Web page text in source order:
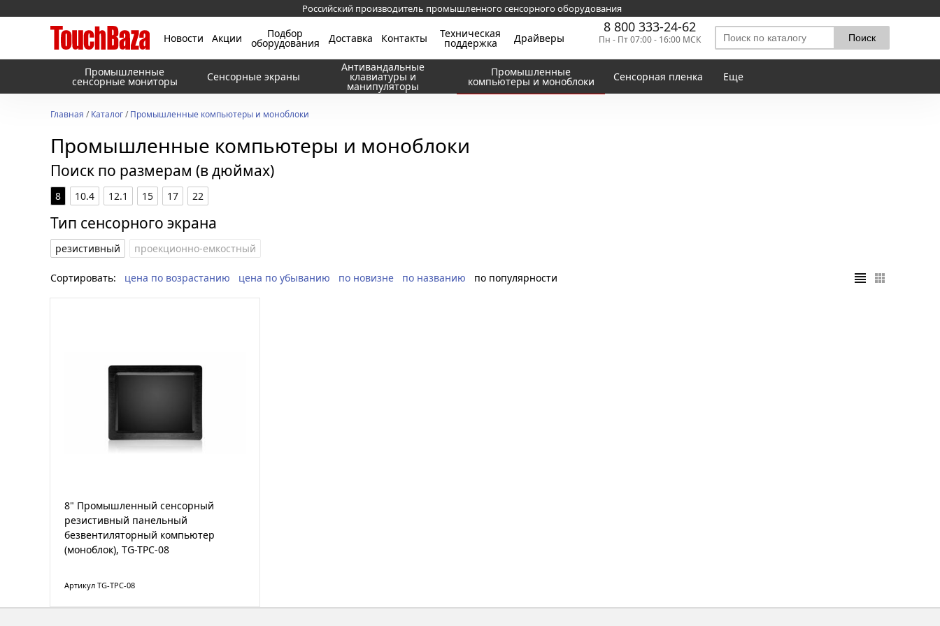
Российский производитель промышленного сенсорного оборудования
Новости Акции Подбор
оборудования Доставка Контакты Техническая
поддержка Драйверы
8 800 333-24-62
Пн - Пт 07:00 - 16:00 МСК
Промышленные
сенсорные мониторы Сенсорные экраны
Антивандальные
клавиатуры и
манипуляторы
Промышленные
компьютеры и моноблоки Сенсорная пленка Еще
Главная /Каталог/Промышленные компьютеры и моноблоки
Промышленные компьютеры и моноблоки
Поиск по размерам (в дюймах)
8 10.4 12.1 15 17 22
Тип сенсорного экрана
резистивный проекционно-емкостный
Сортировать: цена по возрастанию цена по убыванию по новизне по названию по популярности
8" Промышленный сенсорный
резистивный панельный
безвентиляторный компьютер
(моноблок), TG-TPC-08
Артикул TG-TPC-08